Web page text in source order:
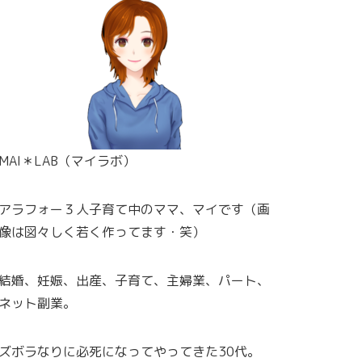
MAI＊LAB（マイラボ）
アラフォー３人子育て中のママ、マイです（画
は図々しく若く作ってます・笑）
婚、妊娠、出産、子育て、主婦業、パート、
ネット副業。
ズボラなりに必死になってやってきた30代。